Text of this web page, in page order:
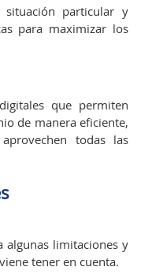
particular y
para maximizar los
que permiten
de manera eficiente,
todas las
algunas limitaciones y
tener en cuenta.